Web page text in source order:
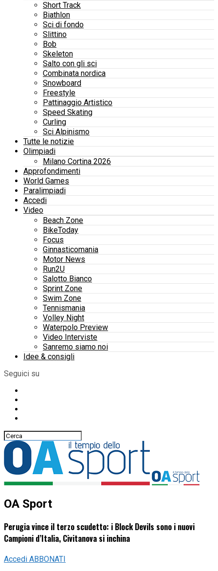
Short Track
Biathlon
Sci di fondo
Slittino
Bob
Skeleton
Salto con gli sci
Combinata nordica
Snowboard
Freestyle
Pattinaggio Artistico
Speed Skating
Curling
Sci Alpinismo
Tutte le notizie
Olimpiadi
Milano Cortina 2026
Approfondimenti
World Games
Paralimpiadi
Accedi
Video
Beach Zone
BikeToday
Focus
Ginnasticomania
Motor News
Run2U
Salotto Bianco
Sprint Zone
Swim Zone
Tennismania
Volley Night
Waterpolo Preview
Video Interviste
Sanremo siamo noi
Idee & consigli
Seguici su
OA Sport
Perugia vince il terzo scudetto: i Block Devils sono i nuovi
Campioni d’Italia, Civitanova si inchina
Accedi ABBONATI